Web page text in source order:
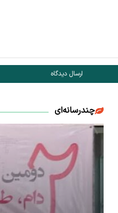
ارسال دیدگاه
چندرسانه‌ای